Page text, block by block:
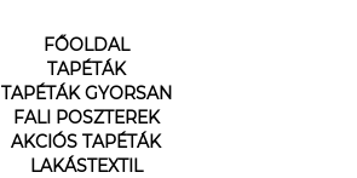
FŐOLDAL
TAPÉTÁK
TAPÉTÁK GYORSAN
FALI POSZTEREK
AKCIÓS TAPÉTÁK
LAKÁSTEXTIL